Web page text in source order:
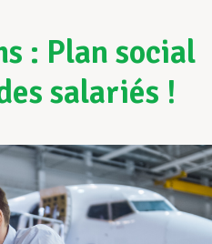
: Plan social
salariés !